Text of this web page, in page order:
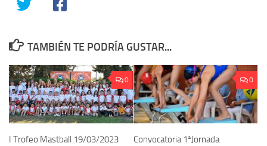
TAMBIÉN TE PODRÍA GUSTAR...
0
I Trofeo Mastball 19/03/2023
0
Convocatoria 1ªJornada